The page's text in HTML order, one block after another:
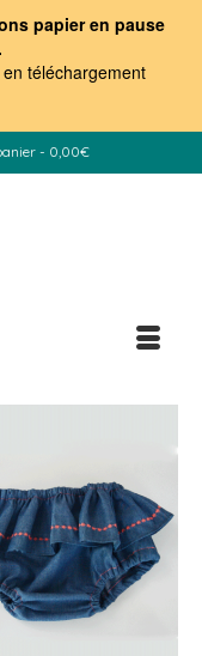
papier en pause
téléchargement
- 0,00€